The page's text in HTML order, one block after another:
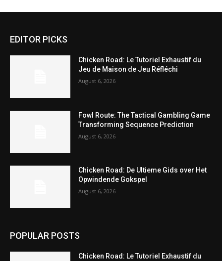
EDITOR PICKS
Chicken Road: Le Tutoriel Exhaustif du
Jeu de Maison de Jeu Réfléchi
August 6, 2026
Fowl Route: The Tactical Gambling Game
Transforming Sequence Prediction
August 6, 2026
Chicken Road: De Ultieme Gids over Het
Opwindende Gokspel
August 6, 2026
POPULAR POSTS
Chicken Road: Le Tutoriel Exhaustif du